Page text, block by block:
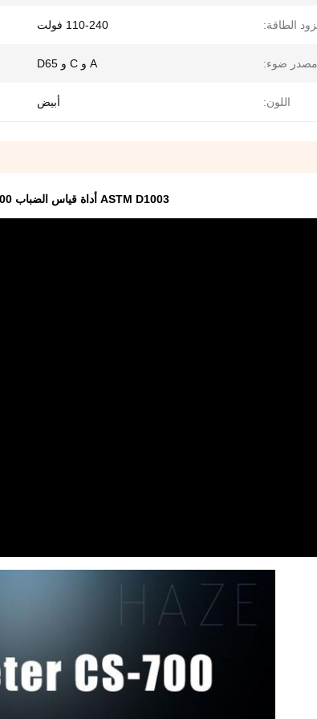
الطاقة: 110-240 فولت
مصدر ضوء: A و C و D65
اللون: أبيض
ASTM D1003 أداة قياس الضباب CS -700 لقياس الضباب والنفاذية